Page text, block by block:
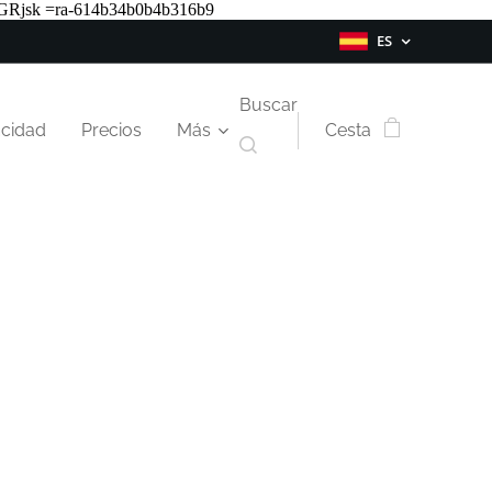
=ra-614b34b0b4b316b9
ES
Precios Más
Buscar
Cesta